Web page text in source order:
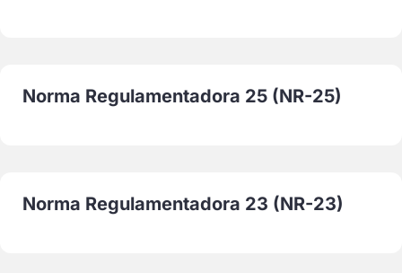
Norma Regulamentadora 25 (NR-25)
Norma Regulamentadora 23 (NR-23)